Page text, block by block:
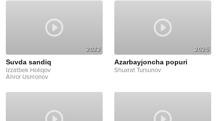
2022
Suvda sandiq
Izzatbek Holiqov
Ahror Usmonov
2025
Azarbayjoncha popuri
Shuxrat Tursunov